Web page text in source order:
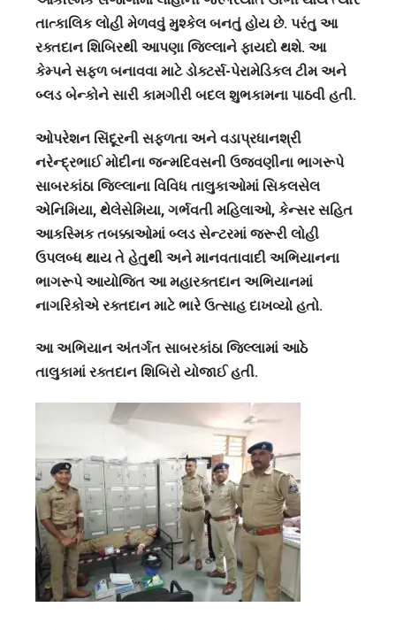
તાત્કાલિક લોહી મેળવવું મુશ્કેલ બનતું હોય છે. પરંતુ આ
રક્તદાન શિબિરથી આપણા જિલ્લાને ફાયદો થશે. આ
કેમ્પને સફળ બનાવવા માટે ડોક્ટર્સ-પેરામેડિકલ ટીમ અને
બ્લડ બેન્કોને સારી કામગીરી બદલ શુભકામના પાઠવી હતી.
ઓપરેશન સિંદૂરની સફળતા અને વડાપ્રધાનશ્રી
નરેન્દ્રભાઈ મોદીના જન્મદિવસની ઉજવણીના ભાગરૂપે
સાબરકાંઠા જિલ્લાના વિવિધ તાલુકાઓમાં સિકલસેલ
એનિમિયા, થેલેસેમિયા, ગર્ભવતી મહિલાઓ, કેન્સર સહિત
આકસ્મિક તબક્કાઓમાં બ્લડ સેન્ટરમાં જરૂરી લોહી
ઉપલબ્ધ થાય તે હેતુથી અને માનવતાવાદી અભિયાનના
ભાગરૂપે આયોજિત આ મહારક્તદાન અભિયાનમાં
નાગરિકોએ રક્તદાન માટે ભારે ઉત્સાહ દાખવ્યો હતો.
આ અભિયાન અંતર્ગત સાબરકાંઠા જિલ્લામાં આઠે
તાલુકામાં રક્તદાન શિબિરો યોજાઈ હતી.